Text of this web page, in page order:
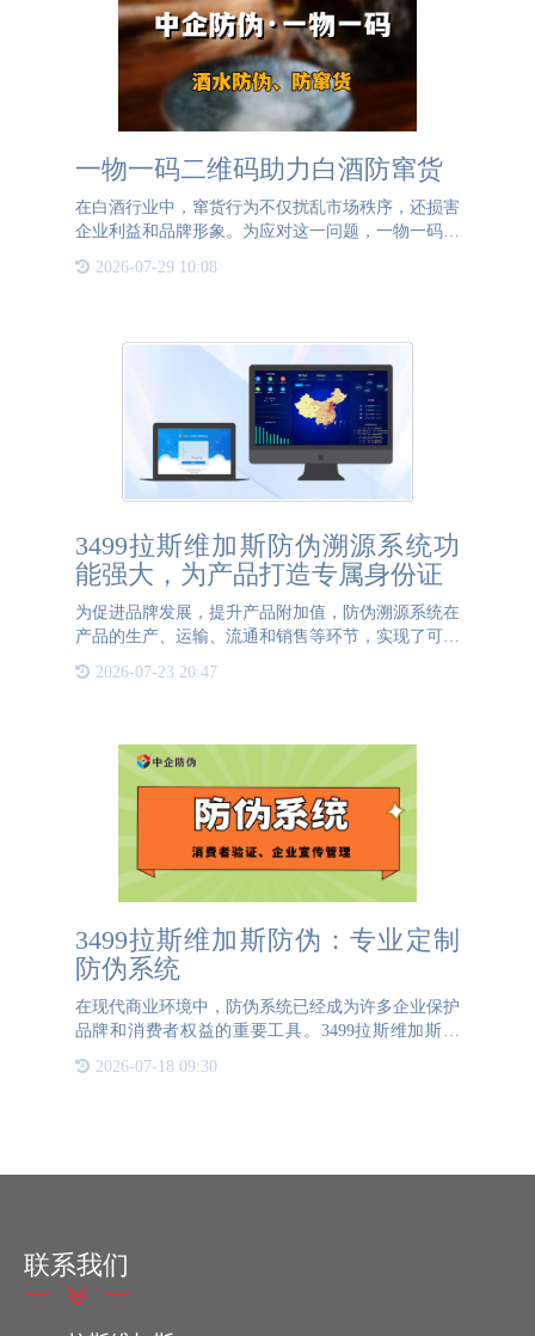
一物一码二维码助力白酒防窜货
在白酒行业中，窜货行为不仅扰乱市场秩序，还损害
企业利益和品牌形象。为应对这一问题，一物一码二
品都拥有一个独一无二的二维码“身份证”。在生产环
2026-07-29 10:08
3499拉斯维加斯防伪溯源系统功
能强大，为产品打造专属身份证
为促进品牌发展，提升产品附加值，防伪溯源系统在
产品的生产、运输、流通和销售等环节，实现了可查
全。3499拉斯维加斯防伪溯源系统，为品牌打造专属
2026-07-23 20:47
3499拉斯维加斯防伪：专业定制
防伪系统
在现代商业环境中，防伪系统已经成为许多企业保护
品牌和消费者权益的重要工具。3499拉斯维加斯防
规模和需求的企业对防伪系统的要求各不相同。因
2026-07-18 09:30
联系我们